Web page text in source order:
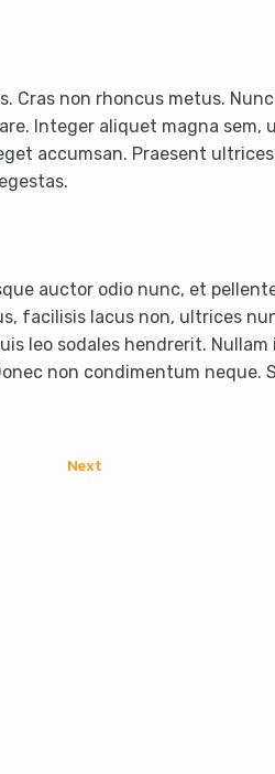
non rhoncus metus.
Integer aliquet magna sem,
accumsan. Praesent
auctor odio nunc, et
facilisis lacus non, ultrices
leo sodales hendrerit.
non condimentum neque.
Next